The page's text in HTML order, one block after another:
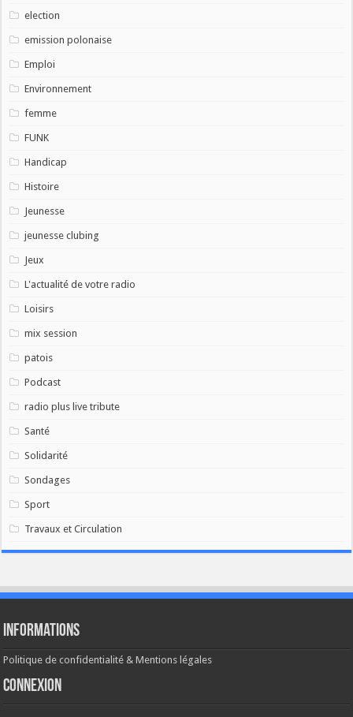
election
emission polonaise
Emploi
Environnement
femme
FUNK
Handicap
Histoire
Jeunesse
jeunesse clubing
Jeux
L'actualité de votre radio
Loisirs
mix session
patois
Podcast
radio plus live tribute
Santé
Solidarité
Sondages
Sport
Travaux et Circulation
Informations
Politique de confidentialité & Mentions légales
Connexion